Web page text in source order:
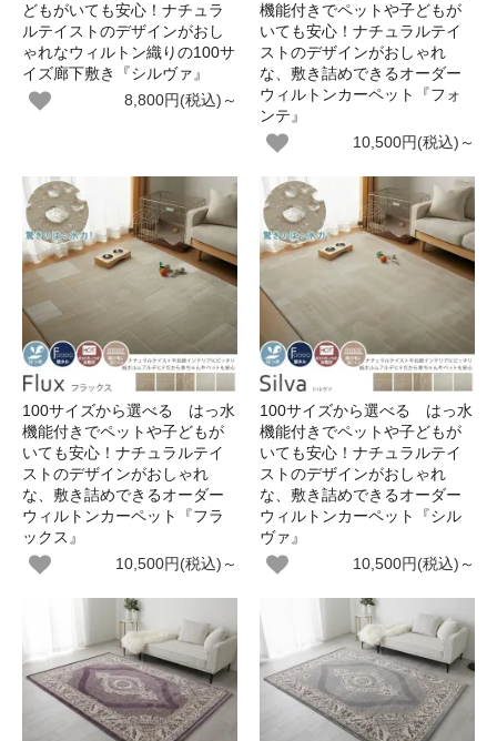
どもがいても安心！ナチュラ
ルテイストのデザインがおし
ゃれなウィルトン織りの100サ
イズ廊下敷き『シルヴァ』
8,800円(税込)～
機能付きでペットや子どもが
いても安心！ナチュラルテイ
ストのデザインがおしゃれ
な、敷き詰めできるオーダー
ウィルトンカーペット『フォ
ンテ』
10,500円(税込)～
100サイズから選べる はっ水
機能付きでペットや子どもが
いても安心！ナチュラルテイ
ストのデザインがおしゃれ
な、敷き詰めできるオーダー
ウィルトンカーペット『フラ
ックス』
10,500円(税込)～
100サイズから選べる はっ水
機能付きでペットや子どもが
いても安心！ナチュラルテイ
ストのデザインがおしゃれ
な、敷き詰めできるオーダー
ウィルトンカーペット『シル
ヴァ』
10,500円(税込)～